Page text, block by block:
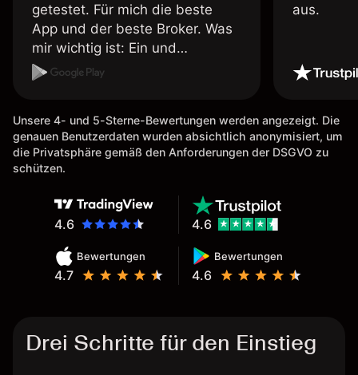
getestet. Für mich die beste
App und der beste Broker. Was
mir wichtig ist: Ein und
Auszahlungen per Kreditkarte
möglich. Berichte, Auszüge OK.
Eine Diagrammfunktion wie es
bei Naga ist wäre
aus.
Unsere 4- und 5-Sterne-Bewertungen werden angezeigt. Die
genauen Benutzerdaten wurden absichtlich anonymisiert, um
die Privatsphäre gemäß den Anforderungen der DSGVO zu
schützen.
4.6
Bewertungen
4.7
Bewertungen
4.6
4.6
Drei Schritte für den Einstieg